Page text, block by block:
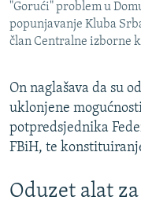
"Gorući" problem u
popunjavanje Kluba
član Centralne izborne
On naglašava da su
uklonjene
potpredsjednika
FBiH, te
Oduzet alat